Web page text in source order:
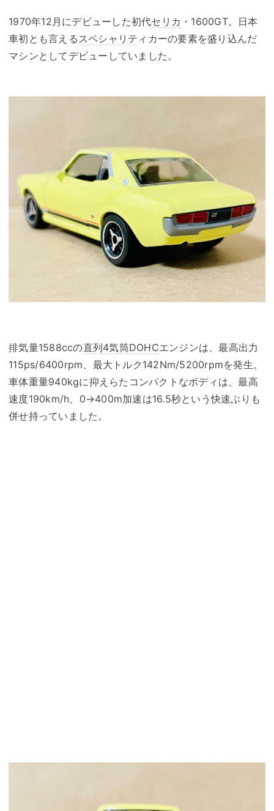
1970年12月にデビューした初代セリカ ・1600GT。日本
車初とも言える スペシャリテ ィカーの要素を盛り込んだ
マシンとしてデビューしていました。
排気量1588ccの直列4気筒DOHCエンジンは、最高出力
115ps/6400rpm、最大トルク142Nm/5200rpmを発生。
車体重量940kgに抑えらたコンパクトなボディは、最高
速度190km/h、0→400m加速は16.5秒という快速ぶりも
併せ持っていました。